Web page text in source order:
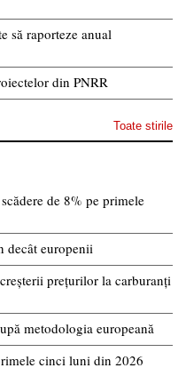
să raporteze anual
din PNRR
Toate stirile
de 8% pe primele
decât europenii
prețurilor la carburanți
metodologia europeană
cinci luni din 2026